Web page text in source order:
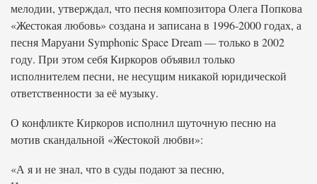
мелодии, утверждал, что песня композитора Олега Попкова
«Жестокая любовь» создана и записана в 1996-2000 годах, а
песня Маруани Symphonic Space Dream — только в 2002
году. При этом себя Киркоров объявил только
исполнителем песни, не несущим никакой юридической
ответственности за её музыку.
О конфликте Киркоров исполнил шуточную песню на
мотив скандальной «Жестокой любви»:
«А я и не знал, что в суды подают за песню,